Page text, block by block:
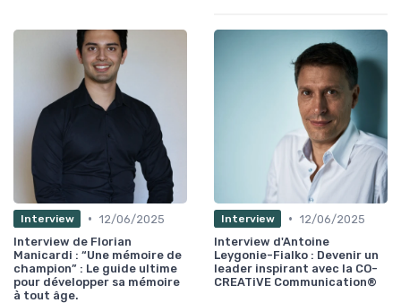
Interview • 12/06/2025
Interview de Florian
Manicardi : “Une mémoire de
champion” : Le guide ultime
pour développer sa mémoire
à tout âge.
Interview • 12/06/2025
Interview d'Antoine
Leygonie-Fialko : Devenir un
leader inspirant avec la CO-
CREATiVE Communication®